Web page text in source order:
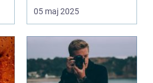
05 maj 2025